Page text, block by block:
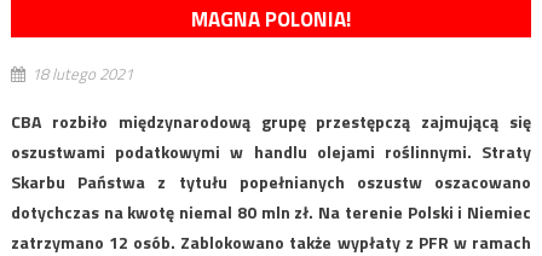
MAGNA POLONIA!
18 lutego 2021
CBA rozbiło międzynarodową grupę przestępczą zajmującą się
oszustwami podatkowymi w handlu olejami roślinnymi. Straty
Skarbu Państwa z tytułu popełnianych oszustw oszacowano
dotychczas na kwotę niemal 80 mln zł. Na terenie Polski i Niemiec
zatrzymano 12 osób. Zablokowano także wypłaty z PFR w ramach